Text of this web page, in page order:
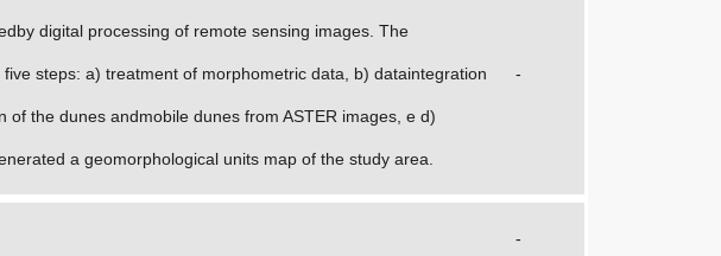
digital processing of remote sensing images. The
steps: a) treatment of morphometric data, b) dataintegration
the dunes andmobile dunes from ASTER images, e d)
a geomorphological units map of the study area.
-
-